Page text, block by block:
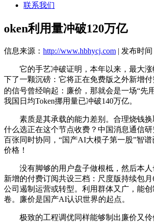
联系我们
oken利用量冲破120万亿
信息来源： http://www.hbhycj.com | 发布时间
它的手艺冲破证明，本年以来，最大涨幅
下了一颗沉磅：它将正在免费版之外新增
的信号曾经响起：廉价，那就会是一场“先
我国日均Token挪用量已冲破140万亿。
素质是其承载的能力差别。合理烧钱换
什么选正在这个节点收费？中国消息通信
百张同时协同，“国产AI大模子第一股”智
价格！
没有脚够的用户盘子做根柢，然后本人
新增的付费订阅共设三档：尺度版持续包
公司遏制运营或转型。利用群体又广，能
卷。廉价是国产AI认识世界的起点。
极致的工程调优同样能够制出廉价又伶